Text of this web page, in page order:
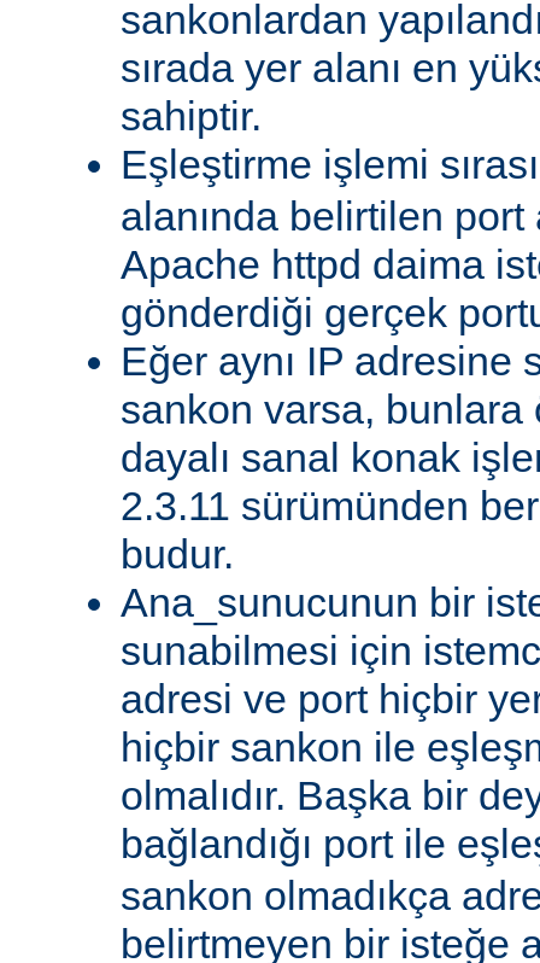
sankonlardan
sırada yer alanı en
sahiptir.
Eşleştirme işlemi
alanında belirtilen port
Apache httpd daima
gönderdiği gerçek
Eğer aynı IP adresine
sankon varsa, bunlara
dayalı sanal konak
2.3.11 sürümünden
budur.
Ana_sunucunun bir
sunabilmesi için
adresi ve port hiçbir
hiçbir sankon ile
olmalıdır. Başka bir
bağlandığı port ile
sankon olmadıkça
belirtmeyen bir isteğe